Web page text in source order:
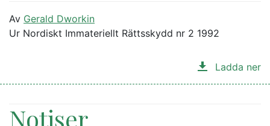
Av Gerald Dworkin
Ur Nordiskt Immateriellt Rättsskydd nr 2 1992
Ladda ner
Notiser